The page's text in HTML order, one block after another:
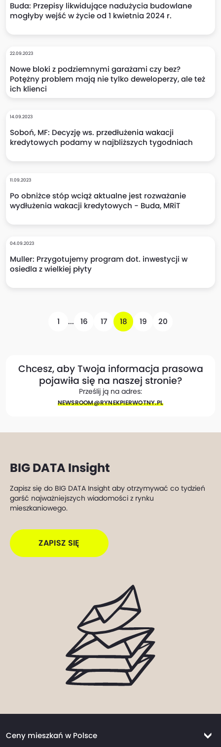
Buda: Przepisy likwidujące nadużycia budowlane
mogłyby wejść w życie od 1 kwietnia 2024 r.
22.09.2023
Nowe bloki z podziemnymi garażami czy bez?
Potężny problem mają nie tylko deweloperzy, ale też
ich klienci
14.09.2023
Soboń, MF: Decyzję ws. przedłużenia wakacji
kredytowych podamy w najbliższych tygodniach
11.09.2023
Po obniżce stóp wciąż aktualne jest rozważanie
wydłużenia wakacji kredytowych - Buda, MRiT
04.09.2023
Muller: Przygotujemy program dot. inwestycji w
osiedla z wielkiej płyty
1 ... 16 17 18 19 20
Chcesz, aby Twoja informacja prasowa
pojawiła się na naszej stronie?
Prześlij ją na adres:
NEWSROOM@​RYNEKPIERWOTNY.PL
BIG DATA Insight
Zapisz się do BIG DATA Insight aby otrzymywać co tydzień
garść najważniejszych wiadomości z rynku
mieszkaniowego.
ZAPISZ SIĘ
Ceny mieszkań w Polsce